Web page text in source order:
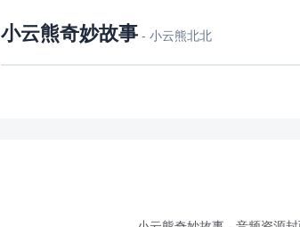
小云熊奇妙故事 - 小云熊北北